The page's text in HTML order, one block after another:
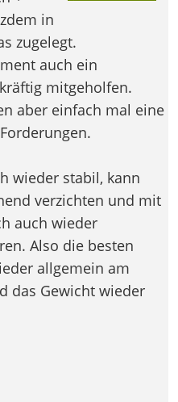
in
zugelegt.
auch ein
mitgeholfen.
aber einfach mal eine
wieder stabil, kann
verzichten und mit
auch wieder
Also die besten
allgemein am
das Gewicht wieder